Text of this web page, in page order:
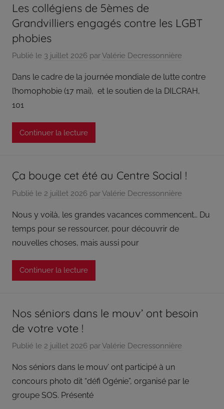
aux
membres
bureau
associatif.
en
1973,
le
Social
Rural
de
Grandvilliers
adhérent
de
des
Centres
Picards
de
l’Union
Centres
Sociaux
Ruraux
Les collégiens de 5èmes de
Grandvilliers engagés contre les LGBT
phobies
Publié le 3 juillet 2026 parValérie Decressonnière
Dans le cadre de la journée mondiale de lutte contre
l’homophobie (17 mai), et le soutien de la DILCRAH,
101
Continuer la lecture
Ça bouge cet été au Centre Social !
Publié le 2 juillet 2026 parValérie Decressonnière
Nous y voilà, les grandes vacances commencent… Du
temps pour se ressourcer, pour découvrir de
nouvelles choses, mais aussi pour
Continuer la lecture
Nos séniors dans le mouv’ ont besoin
de votre vote !
Publié le 2 juillet 2026 parValérie Decressonnière
Nos séniors dans le mouv’ ont participé à un
concours photo dit “défi Ogénie”, organisé par le
groupe SOS. Présenté